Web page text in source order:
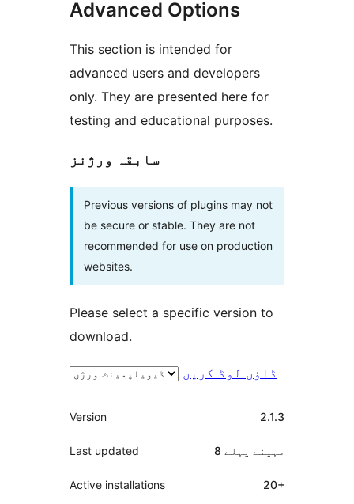
Advanced Options
This section is intended for
advanced users and developers
only. They are presented here for
testing and educational purposes.
سابقہ ورژنز
Previous versions of plugins may not
be secure or stable. They are not
recommended for use on production
websites.
Please select a specific version to
download.
ڈاؤن لوڈ کریں
میٹا
Version 2.1.3
Last updated 8 مہینے پہلے
Active installations 20+